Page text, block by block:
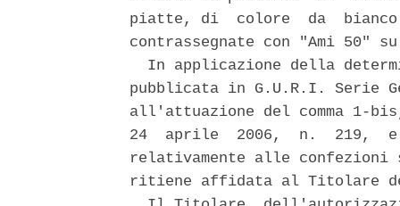
piatte, di  colore  da
contrassegnate con "Ami 50"
In applicazione della
pubblicata in G.U.R.I. Serie
all'attuazione del comma 1-
24  aprile  2006,  n.  219,
relativamente alle
ritiene affidata al Titolare